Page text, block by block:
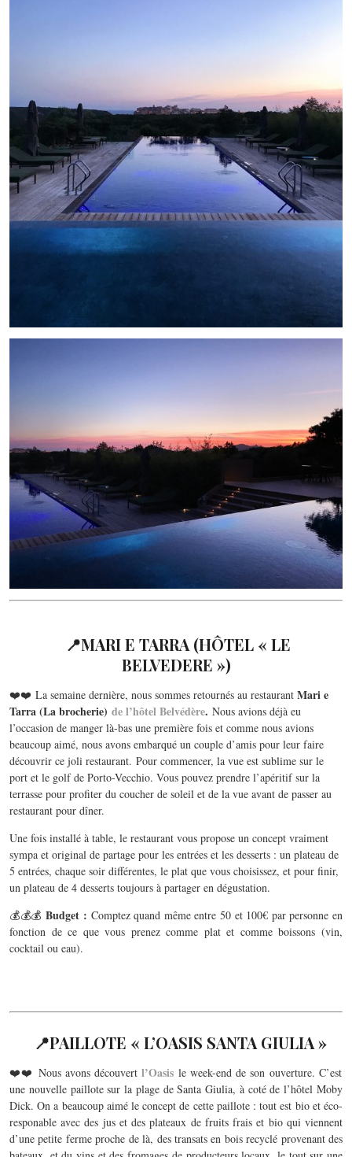
📍MARIE TARRA (HÔTEL « LE
BELVEDERE »)
❤️❤️ La semaine dernière, nous sommes retournés au restaurant Mari e
Tarra (La brocherie) de l’hôtel Belvédère. Nous avions déjà eu
l’occasion de manger là-bas une première fois et comme nous avions
beaucoup aimé, nous avons embarqué un couple d’amis pour leur faire
découvrir ce joli restaurant. Pour commencer, la vue est sublime sur le
port et le golf de Porto-Vecchio. Vous pouvez prendre l’apéritif sur la
terrasse pour profiter du coucher de soleil et de la vue avant de passer au
restaurant pour dîner.
Une fois installé à table, le restaurant vous propose un concept vraiment
sympa et original de partage pour les entrées et les desserts : un plateau de
5 entrées, chaque soir différentes, le plat que vous choisissez, et pour finir,
un plateau de 4 desserts toujours à partager en dégustation.
💰💰💰Budget : Comptez quand même entre 50 et 100€ par personne en
fonction de ce que vous prenez comme plat et comme boissons (vin,
cocktail ou eau).
📍PAILLOTE « L’OASIS SANTA GIULIA »
❤️❤️ Nous avons découvertl’Oasis le week-end de son ouverture. C’est
une nouvelle paillote sur la plage de Santa Giulia, à coté de l’hôtel Moby
Dick. On a beaucoup aimé le concept de cette paillote : tout est bio et éco-
responable avec des jus et des plateaux de fruits frais et bio qui viennent
d’une petite ferme proche de là, des transats en bois recyclé provenant des